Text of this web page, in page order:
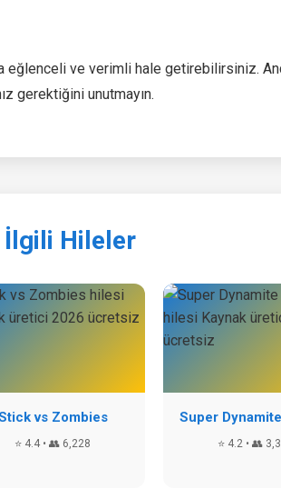
ve verimli hale getirebilirsiniz.
gerektiğini unutmayın.
Hileler
vs Zombies
⭐ 4.4 • 👥 6,228
Super
⭐ 4.2 • 👥